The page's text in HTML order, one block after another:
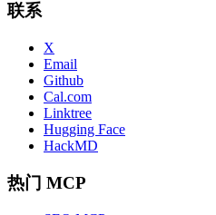
联系
X
Email
Github
Cal.com
Linktree
Hugging Face
HackMD
热门 MCP